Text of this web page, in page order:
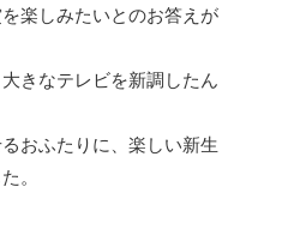
楽しみたいとのお答えが
きなテレビを新調したん
おふたりに、楽しい新生
。